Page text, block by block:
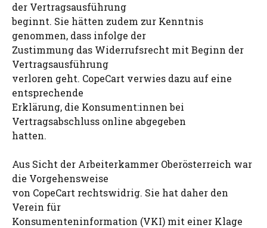
der Vertragsausführung
beginnt. Sie hätten zudem zur Kenntnis
genommen, dass infolge der
Zustimmung das Widerrufsrecht mit Beginn der
Vertragsausführung
verloren geht. CopeCart verwies dazu auf eine
entsprechende
Erklärung, die Konsument:innen bei
Vertragsabschluss online abgegeben
hatten.
Aus Sicht der Arbeiterkammer Oberösterreich war
die Vorgehensweise
von CopeCart rechtswidrig. Sie hat daher den
Verein für
Konsumenteninformation (VKI) mit einer Klage